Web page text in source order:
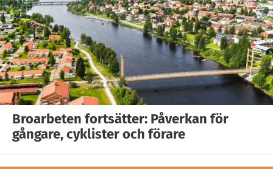
Broarbeten fortsätter: Påverkan för
gångare, cyklister och förare